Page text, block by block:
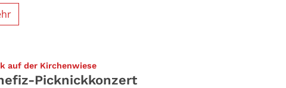
auf der Kirchenwiese:
Picknickkonzert